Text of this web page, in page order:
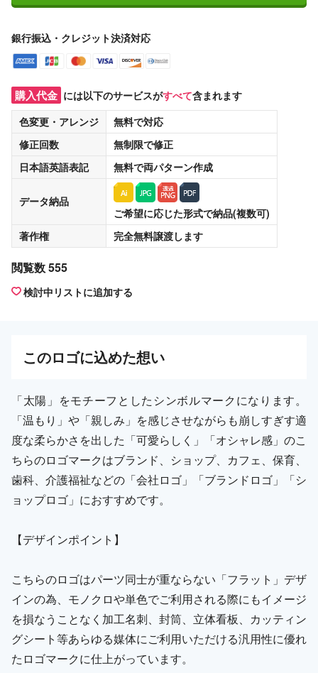
銀行振込・クレジット決済対応
購入代金 には以下のサービスがすべて含まれます
色変更・アレンジ
無料で対応
修正回数
無制限で修正
日本語英語表記
無料で両パターン作成
データ納品
ご希望に応じた形式で納品(複数可)
著作権
完全無料譲渡します
閲覧数 555
検討中リストに追加する
このロゴに込めた想い
「太陽」をモチーフとしたシンボルマークになります。
「温もり」や「親しみ」を感じさせながらも崩しすぎす適
度な柔らかさを出した「可愛らしく」「オシャレ感」のこ
ちらのロゴマークはブランド、ショップ、カフェ、保育、
歯科、介護福祉などの「会社ロゴ」「ブランドロゴ」「シ
ョップロゴ」におすすめです。
【デザインポイント】
こちらのロゴはパーツ同士が重ならない「フラット」デザ
インの為、モノクロや単色でご利用される際にもイメージ
を損なうことなく加工名刺、封筒、立体看板、カッティン
グシート等あらゆる媒体にご利用いただける汎用性に優れ
たロゴマークに仕上がっています。